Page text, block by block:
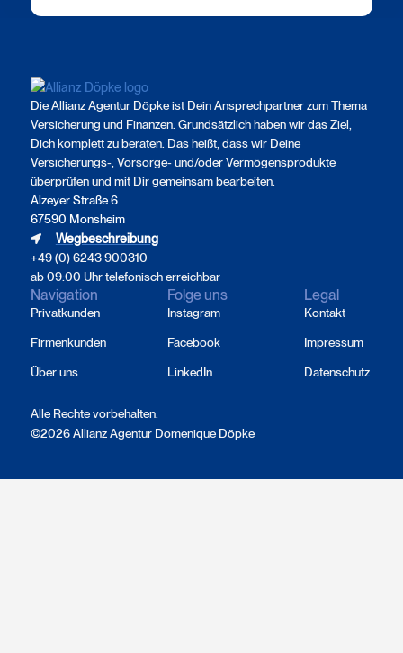
Die Allianz Agentur Döpke ist Dein Ansprechpartner zum Thema
Versicherung und Finanzen. Grundsätzlich haben wir das Ziel,
Dich komplett zu beraten. Das heißt, dass wir Deine
Versicherungs-, Vorsorge- und/oder Vermögensprodukte
überprüfen und mit Dir gemeinsam bearbeiten.
Alzeyer Straße 6
67590 Monsheim
Wegbeschreibung
+49 (0) 6243 900310
ab 09:00 Uhr telefonisch erreichbar
Navigation
Privatkunden
Firmenkunden
Über uns
Folge uns
Instagram
Facebook
LinkedIn
Legal
Kontakt
Impressum
Datenschutz
©2026 Allianz Agentur Domenique Döpke
Alle Rechte vorbehalten.